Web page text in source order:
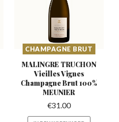
CHAMPAGNE BRUT
MALINGRE TRUCHON
Vieilles Vignes
Champagne Brut 100%
MEUNIER
€31.00